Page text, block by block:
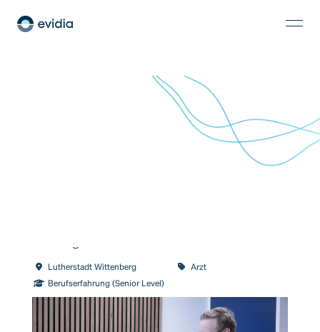
Lutherstadt Wittenberg
Berufserfahrung (Senior Level)
Arzt